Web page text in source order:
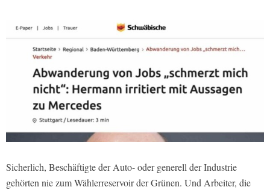
Sicherlich, Beschäftigte der Auto- oder generell der Industrie
gehörten nie zum Wählerreservoir der Grünen. Und Arbeiter, die